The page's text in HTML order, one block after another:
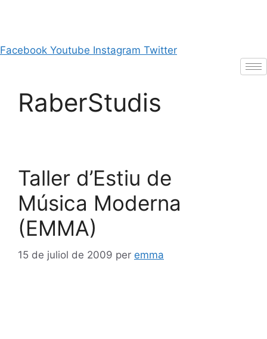
Facebook Youtube Instagram Twitter
RaberStudis
Taller d’Estiu de
Música Moderna
(EMMA)
15 de juliol de 2009 per emma